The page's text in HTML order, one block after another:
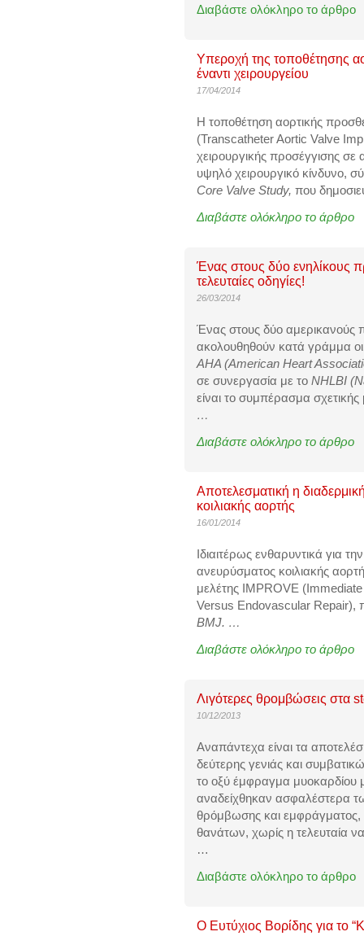
Διαβάστε ολόκληρο το άρθρο
Υπεροχή της τοποθέτησης
έναντι χειρουργείου
17/04/2014
Η τοποθέτηση αορτικής
(Transcatheter Aortic Valve
χειρουργικής προσέγγισης
υψηλό χειρουργικό κίνδυνο,
Core Valve Study, που
Διαβάστε ολόκληρο το άρθρο
Ένας στους δύο ενηλίκους
τελευταίες οδηγίες!
26/03/2014
Ένας στους δύο αμερικανούς
ακολουθηθούν κατά γράμμα
AHA (American Heart
σε συνεργασία με το NHLBI
είναι το συμπέρασμα
…
Διαβάστε ολόκληρο το άρθρο
Αποτελεσματική η
κοιλιακής αορτής
16/01/2014
Ιδιαιτέρως ενθαρυντικά για
ανευρύσματος κοιλιακής
μελέτης IMPROVE
Versus Endovascular Repair),
BMJ. …
Διαβάστε ολόκληρο το άρθρο
Λιγότερες θρομβώσεις στα
10/12/2013
Αναπάντεχα είναι τα
δεύτερης γενιάς και
το οξύ έμφραγμα
αναδείχθηκαν ασφαλέστερα
θρόμβωσης και
θανάτων, χωρίς η τελευταία
…
Διαβάστε ολόκληρο το άρθρο
Ο Ευτύχιος Βορίδης για το